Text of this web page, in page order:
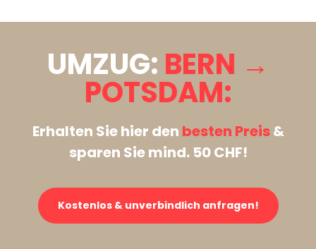
UMZUG: BERN →
POTSDAM:
Erhalten Sie hier den besten Preis&
sparen Sie mind. 50 CHF!
Kostenlos & unverbindlich anfragen!